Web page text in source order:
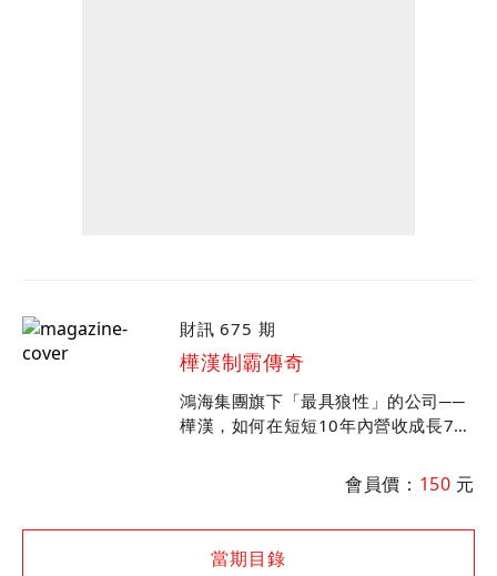
財訊 675 期
樺漢制霸傳奇
鴻海集團旗下「最具狼性」的公司──
樺漢，如何在短短10年內營收成長70
國成為工業電腦新天王？工業電腦市場
會員價： 150 元
當期目錄